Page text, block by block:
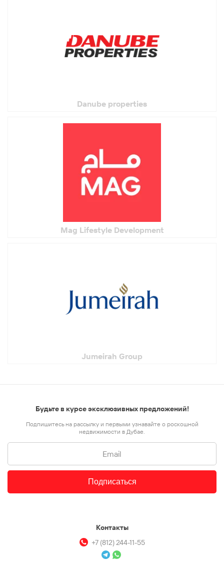
Danube properties
Mag Lifestyle Development
Jumeirah Group
Контакты
+7 (812) 244-11-55
Будьте в курсе эксклюзивных предложений!
Подпишитесь на рассылку и первыми узнавайте о роскошной
недвижимости в Дубае.
Подписаться